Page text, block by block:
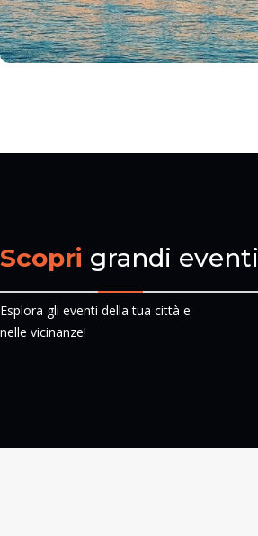
Scopri grandi eventi
Esplora gli eventi della tua città e
nelle vicinanze!